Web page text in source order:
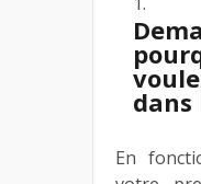
dans
En